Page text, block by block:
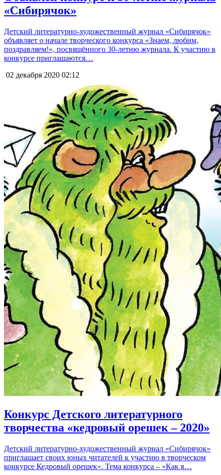
«Сибирячок»
Детский литературно-художественный журнал «Сибирячок»
объявляет о начале творческого конкурса «Знаем, любим,
поздравляем!», посвящённого 30-летию журнала. К участию в
конкурсе приглашаются…
02 декабря 2020 02:12
Конкурс Детского литературного
творчества «кедровый орешек – 2020»
Детский литературно-художественный журнал «Сибирячок»
приглашает своих юных читателей к участию в творческом
конкурсе Кедровый орешек». Тема конкурса – «Как я…